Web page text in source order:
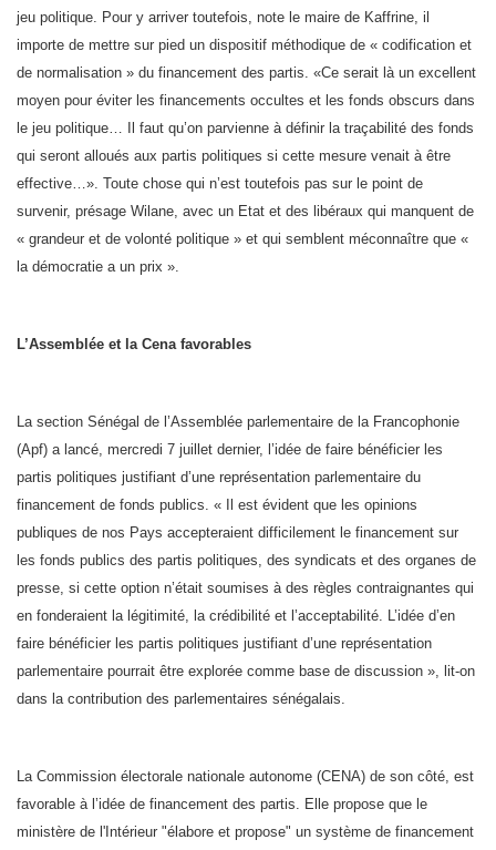
jeu politique. Pour y arriver toutefois, note le maire de Kaffrine, il
importe de mettre sur pied un dispositif méthodique de « codification et
de normalisation » du financement des partis. «Ce serait là un excellent
moyen pour éviter les financements occultes et les fonds obscurs dans
le jeu politique… Il faut qu’on parvienne à définir la traçabilité des fonds
qui seront alloués aux partis politiques si cette mesure venait à être
effective…». Toute chose qui n’est toutefois pas sur le point de
survenir, présage Wilane, avec un Etat et des libéraux qui manquent de
« grandeur et de volonté politique » et qui semblent méconnaître que «
la démocratie a un prix ».
L’Assemblée et la Cena favorables
La section Sénégal de l’Assemblée parlementaire de la Francophonie
(Apf) a lancé, mercredi 7 juillet dernier, l’idée de faire bénéficier les
partis politiques justifiant d’une représentation parlementaire du
financement de fonds publics. « Il est évident que les opinions
publiques de nos Pays accepteraient difficilement le financement sur
les fonds publics des partis politiques, des syndicats et des organes de
presse, si cette option n’était soumises à des règles contraignantes qui
en fonderaient la légitimité, la crédibilité et l’acceptabilité. L’idée d’en
faire bénéficier les partis politiques justifiant d’une représentation
parlementaire pourrait être explorée comme base de discussion », lit-on
dans la contribution des parlementaires sénégalais.
La Commission électorale nationale autonome (CENA) de son côté, est
favorable à l’idée de financement des partis. Elle propose que le
ministère de l'Intérieur "élabore et propose" un système de financement